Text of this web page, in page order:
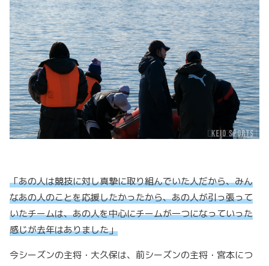
「あの人は競技に対し真摯に取り組んでいた人だから、みん
なあの人のことを応援したかったから、あの人が引っ張って
いたチームは、あの人を中心にチームが一つになっていった
感じが去年はありました」
今シーズンの主将・大久保は、前シーズンの主将・宮本につ